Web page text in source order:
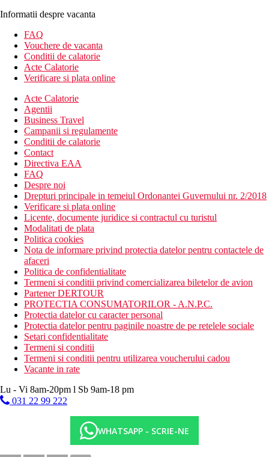
Informatii despre vacanta
FAQ
Vouchere de vacanta
Conditii de calatorie
Acte Calatorie
Verificare si plata online
Acte Calatorie
Agentii
Business Travel
Campanii si regulamente
Conditii de calatorie
Contact
Directiva EAA
FAQ
Despre noi
Drepturi principale in temeiul Ordonantei Guvernului nr. 2/2018
Verificare si plata online
Licente, documente juridice si contractul cu turistul
Modalitati de plata
Politica cookies
Nota de informare privind protectia datelor pentru contactele de
afaceri
Politica de confidentialitate
Termeni si conditii privind comercializarea biletelor de avion
Partener DERTOUR
PROTECTIA CONSUMATORILOR - A.N.P.C.
Protectia datelor cu caracter personal
Protectia datelor pentru paginile noastre de pe retelele sociale
Setari confidentialitate
Termeni si conditii
Termeni si conditii pentru utilizarea voucherului cadou
Vacante in rate
Lu - Vi 8am-20pm l Sb 9am-18 pm
031 22 99 222
WHATSAPP - SCRIE-NE